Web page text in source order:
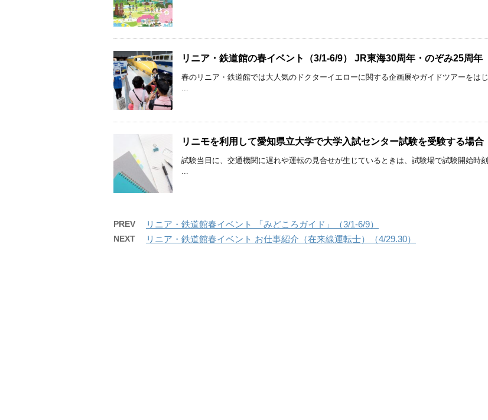
リニア・鉄道館の春イベント（3/1-6/9） JR東海30周年・のぞみ25周年
春のリニア・鉄道館では大人気のドクターイエローに関する企画展やガイドツアーをはじ
...
リニモを利用して愛知県立大学で大学入試センター試験を受験する場合
試験当日に、交通機関に遅れや運転の見合せが生じているときは、試験場で試験開始時刻
...
PREV リニア・鉄道館春イベント 「みどころガイド」（3/1-6/9）
NEXT リニア・鉄道館春イベント お仕事紹介（在来線運転士）（4/29.30）